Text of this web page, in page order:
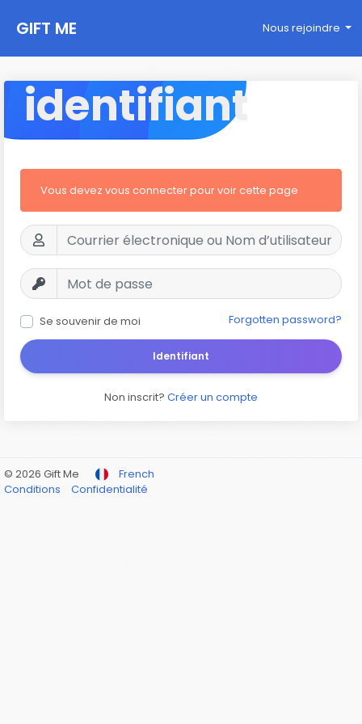
GIFT ME Nous rejoindre
identifiant
Vous devez vous connecter pour voir cette page
Se souvenir de moi Forgotten password?
Identifiant
Non inscrit? Créer un compte
© 2026 Gift Me
French
Conditions
Confidentialité